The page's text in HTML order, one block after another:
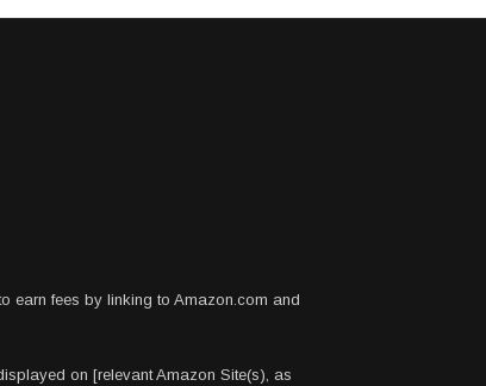
earn fees by linking to Amazon.com and
on [relevant Amazon Site(s), as